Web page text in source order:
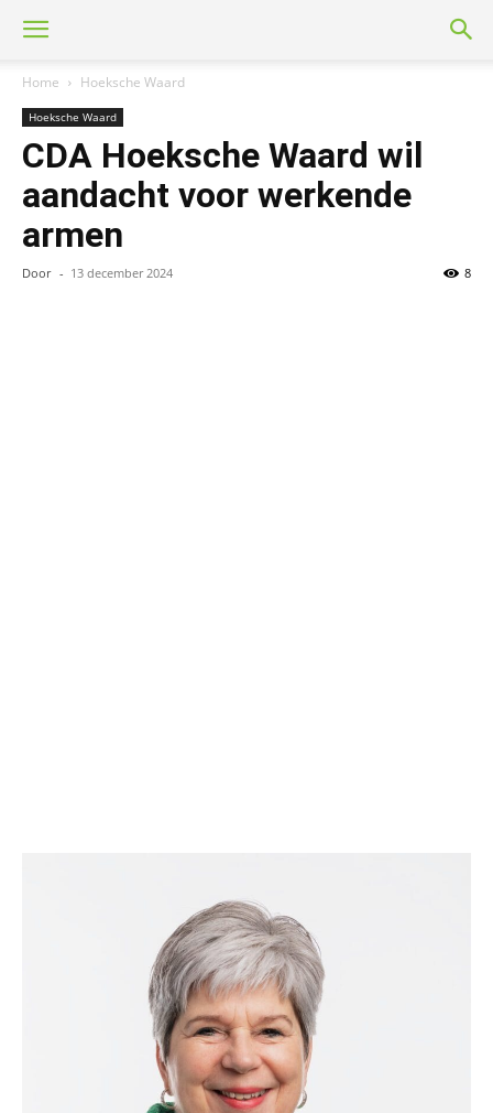
Home Hoeksche Waard
Hoeksche Waard
CDA Hoeksche Waard wil
aandacht voor werkende
armen
Door - 13 december 2024 8